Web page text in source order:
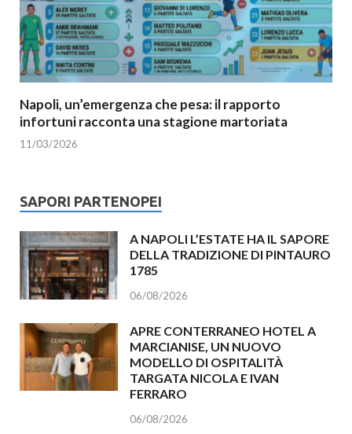
Napoli, un’emergenza che pesa: il rapporto
infortuni racconta una stagione martoriata
11/03/2026
SAPORI PARTENOPEI
A NAPOLI L’ESTATE HA IL SAPORE
DELLA TRADIZIONE DI PINTAURO
1785
06/08/2026
APRE CONTERRANEO HOTEL A
MARCIANISE, UN NUOVO
MODELLO DI OSPITALITÀ
TARGATA NICOLA E IVAN
FERRARO
06/08/2026